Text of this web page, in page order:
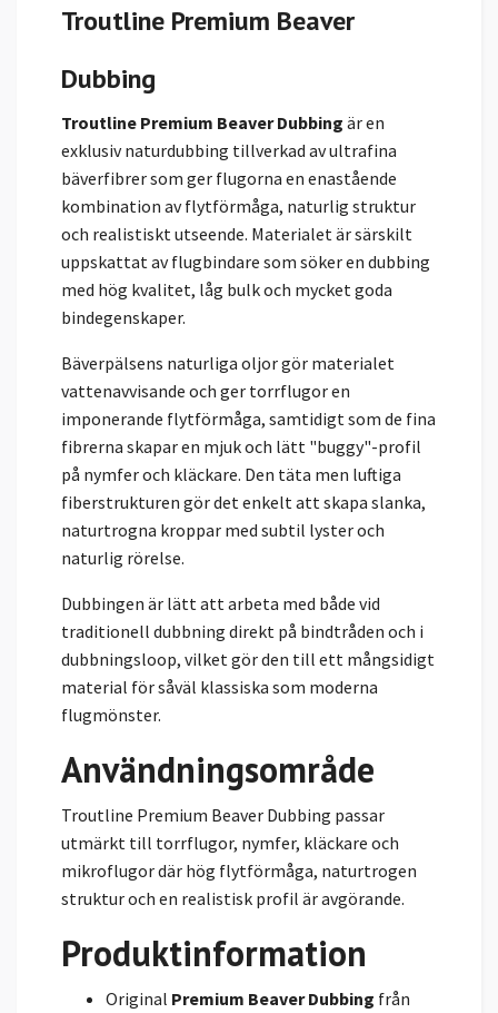
Troutline Premium Beaver
Dubbing
Troutline Premium Beaver Dubbing är en
exklusiv naturdubbing tillverkad av ultrafina
bäverfibrer som ger flugorna en enastående
kombination av flytförmåga, naturlig struktur
och realistiskt utseende. Materialet är särskilt
uppskattat av flugbindare som söker en dubbing
med hög kvalitet, låg bulk och mycket goda
bindegenskaper.
Bäverpälsens naturliga oljor gör materialet
vattenavvisande och ger torrflugor en
imponerande flytförmåga, samtidigt som de fina
fibrerna skapar en mjuk och lätt "buggy"-profil
på nymfer och kläckare. Den täta men luftiga
fiberstrukturen gör det enkelt att skapa slanka,
naturtrogna kroppar med subtil lyster och
naturlig rörelse.
Dubbingen är lätt att arbeta med både vid
traditionell dubbning direkt på bindtråden och i
dubbningsloop, vilket gör den till ett mångsidigt
material för såväl klassiska som moderna
flugmönster.
Användningsområde
Troutline Premium Beaver Dubbing passar
utmärkt till torrflugor, nymfer, kläckare och
mikroflugor där hög flytförmåga, naturtrogen
struktur och en realistisk profil är avgörande.
Produktinformation
Original Premium Beaver Dubbing från